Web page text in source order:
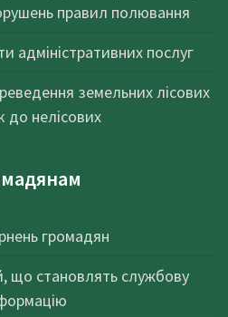
правил полювання
адміністративних послуг
земельних лісових
до нелісових
громадян
що становлять службову